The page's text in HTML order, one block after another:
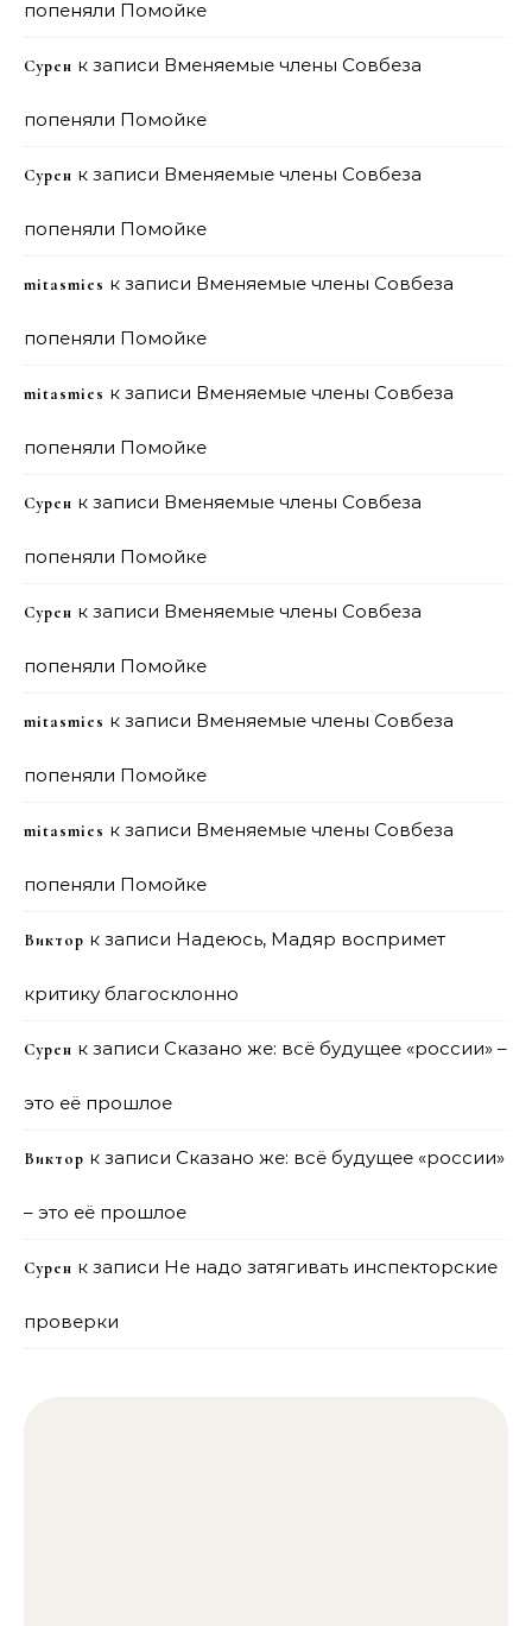
попеняли Помойке
Сурен к записи Вменяемые члены Совбеза
попеняли Помойке
Сурен к записи Вменяемые члены Совбеза
попеняли Помойке
mitasmies к записи Вменяемые члены Совбеза
попеняли Помойке
mitasmies к записи Вменяемые члены Совбеза
попеняли Помойке
Сурен к записи Вменяемые члены Совбеза
попеняли Помойке
Сурен к записи Вменяемые члены Совбеза
попеняли Помойке
mitasmies к записи Вменяемые члены Совбеза
попеняли Помойке
mitasmies к записи Вменяемые члены Совбеза
попеняли Помойке
Виктор к записи Надеюсь, Мадяр воспримет
критику благосклонно
Сурен к записи Сказано же: всё будущее «россии» –
это её прошлое
Виктор к записи Сказано же: всё будущее «россии»
– это её прошлое
Сурен к записи Не надо затягивать инспекторские
проверки